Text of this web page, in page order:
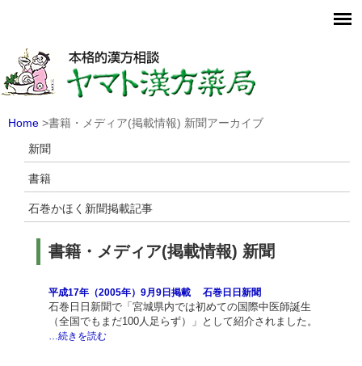
漢方なんでもQ＆A
Home >書籍・メディア(掲載情報) 新聞 アーカイブ
新聞
書籍
石巻かほく新聞掲載記事
書籍・メディア(掲載情報) 新聞
平成17年（2005年）9月9日掲載 石巻日日新聞
石巻日日新聞で「宮城県内では初めての国際中医師誕生
（全国でもまだ100人足らず）」として紹介されました。
…続きを読む